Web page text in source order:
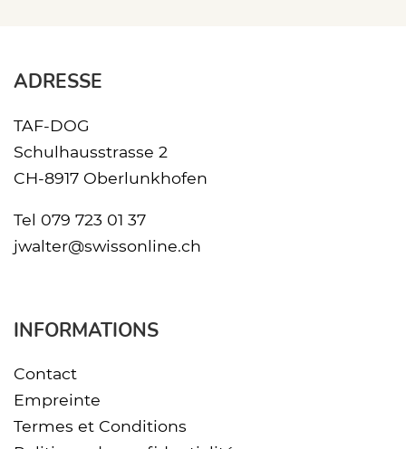
ADRESSE
TAF-DOG
Schulhausstrasse 2
CH-8917 Oberlunkhofen
Tel 079 723 01 37
jwalter@swissonline.ch
INFORMATIONS
Contact
Empreinte
Termes et Conditions